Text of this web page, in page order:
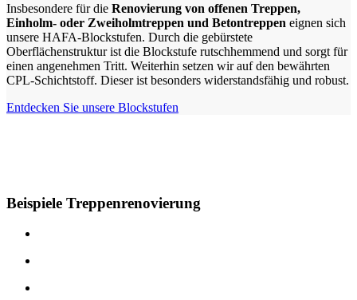
Insbesondere für die Renovierung von offenen Treppen,
Einholm- oder Zweiholmtreppen und Betontreppen eignen sich
unsere HAFA-Blockstufen. Durch die gebürstete
Oberflächenstruktur ist die Blockstufe rutschhemmend und sorgt für
einen angenehmen Tritt. Weiterhin setzen wir auf den bewährten
CPL-Schichtstoff. Dieser ist besonders widerstandsfähig und robust.
Entdecken Sie unsere Blockstufen
Beispiele Treppenrenovierung